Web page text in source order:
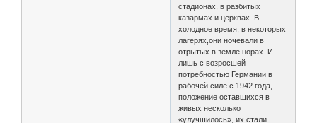
стадионах, в разбитых
казармах и церквах. В
холодное время, в некоторых
лагерях,они ночевали в
отрытых в земле норах. И
лишь с возросшей
потребностью Германии в
рабочей силе с 1942 года,
положение оставшихся в
живых несколько
«улучшилось», их стали